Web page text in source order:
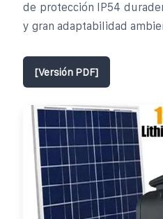
de protección IP54
y gran adaptabilidad
[Versión PDF]